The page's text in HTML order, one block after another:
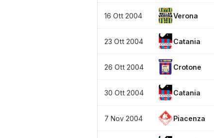
16 Ott 2004 Verona
23 Ott 2004 Catania
26 Ott 2004 Crotone
30 Ott 2004 Catania
7 Nov 2004 Piacenza